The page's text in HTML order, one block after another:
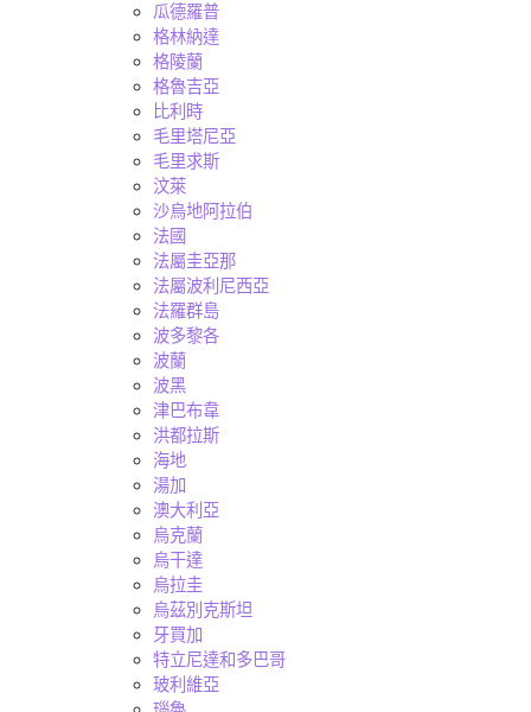
瓜德羅普
格林納達
格陵蘭
格魯吉亞
比利時
毛里塔尼亞
毛里求斯
汶萊
沙烏地阿拉伯
法國
法屬圭亞那
法屬波利尼西亞
法羅群島
波多黎各
波蘭
波黑
津巴布韋
洪都拉斯
海地
湯加
澳大利亞
烏克蘭
烏干達
烏拉圭
烏茲別克斯坦
牙買加
特立尼達和多巴哥
玻利維亞